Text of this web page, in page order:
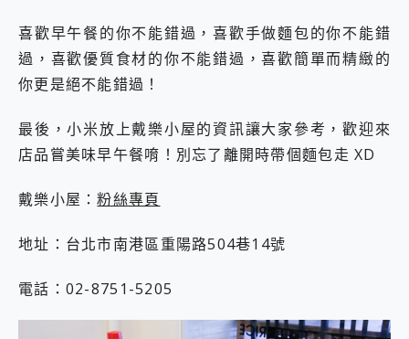
喜歡早午餐的你不能錯過，喜歡手做麵包的你不能錯
過，喜歡優質食材的你不能錯過，喜歡簡單而精緻的
你更是絕不能錯過！
最後，小米放上戴樂小屋的資訊讓大家參考，歡迎來
店品嘗美味早午餐唷！別忘了離開時帶個麵包走 XD
戴樂小屋：粉絲專頁
地址：台北市南港區重陽路504巷14號
電話：02-8751-5205